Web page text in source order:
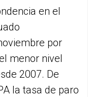
en el
por
menor nivel
2007. De
la tasa de paro